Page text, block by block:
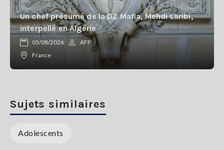
Un chef présumé de la DZ Mafia, Mehdi Laribi,
interpellé en Algérie
05/08/2026
AFP
France
Sujets similaires
Adolescents